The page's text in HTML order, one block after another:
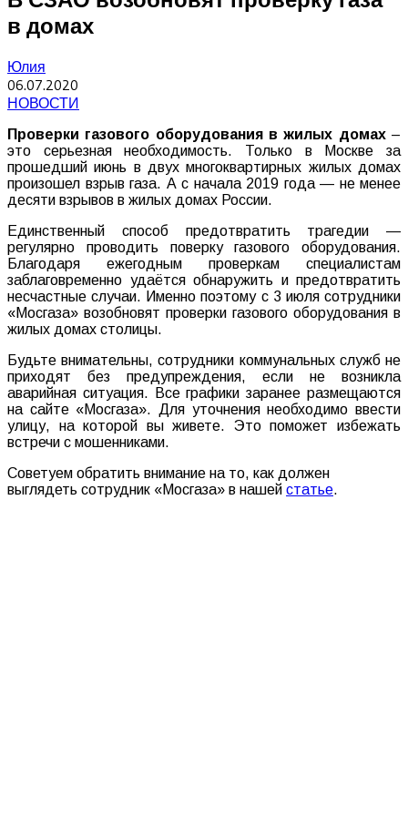
в домах
Юлия
06.07.2020
НОВОСТИ
Проверки газового оборудования в жилых домах–
это серьезная необходимость. Только в Москве за
прошедший июнь в двух многоквартирных жилых домах
произошел взрыв газа. А с начала 2019 года — не менее
десяти взрывов в жилых домах России.
Единственный способ предотвратить трагедии —
регулярно проводить поверку газового оборудования.
Благодаря ежегодным проверкам специалистам
заблаговременно удаётся обнаружить и предотвратить
несчастные случаи. Именно поэтому c 3 июля сотрудники
«Мосгаза» возобновят проверки газового оборудования в
жилых домах столицы.
Будьте внимательны, сотрудники коммунальных служб не
приходят без предупреждения, если не возникла
аварийная ситуация. Все графики заранее размещаются
на сайте «Мосгаза». Для уточнения необходимо ввести
улицу, на которой вы живете. Это поможет избежать
встречи с мошенниками.
Советуем обратить внимание на то, как должен
выглядеть сотрудник «Мосгаза» в нашей статье.